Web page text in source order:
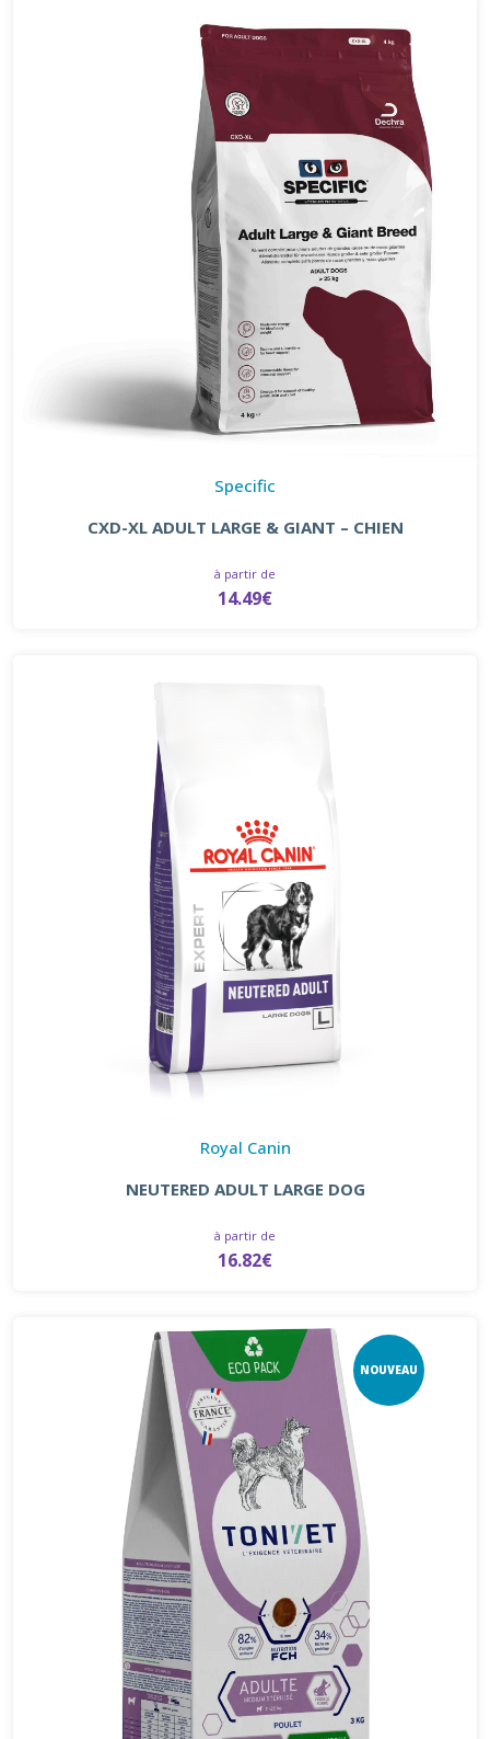
Specific
CXD-XL ADULT LARGE & GIANT – CHIEN
à partir de
14.49€
Royal Canin
NEUTERED ADULT LARGE DOG
à partir de
16.82€
NOUVEAU